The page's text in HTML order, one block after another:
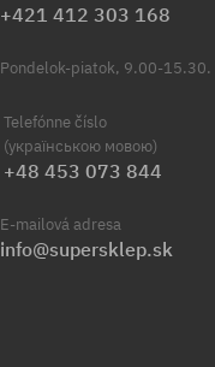
+421 412 303 168
Pondelok-piatok, 9.00-15.30.
Telefónne číslo
(українською мовою)
+48 453 073 844
E-mailová adresa
info@supersklep.sk